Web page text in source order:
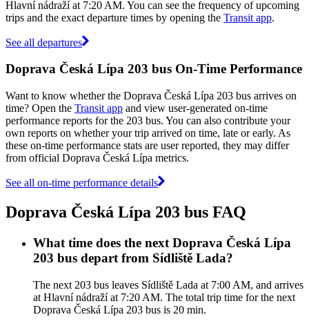
Hlavní nádraží at 7:20 AM. You can see the frequency of upcoming
trips and the exact departure times by opening the Transit app.
See all departures
Doprava Česká Lípa 203 bus On-Time Performance
Want to know whether the Doprava Česká Lípa 203 bus arrives on
time? Open the Transit app and view user-generated on-time
performance reports for the 203 bus. You can also contribute your
own reports on whether your trip arrived on time, late or early. As
these on-time performance stats are user reported, they may differ
from official Doprava Česká Lípa metrics.
See all on-time performance details
Doprava Česká Lípa 203 bus FAQ
What time does the next Doprava Česká Lípa
203 bus depart from Sídliště Lada?
The next 203 bus leaves Sídliště Lada at 7:00 AM, and arrives
at Hlavní nádraží at 7:20 AM. The total trip time for the next
Doprava Česká Lípa 203 bus is 20 min.